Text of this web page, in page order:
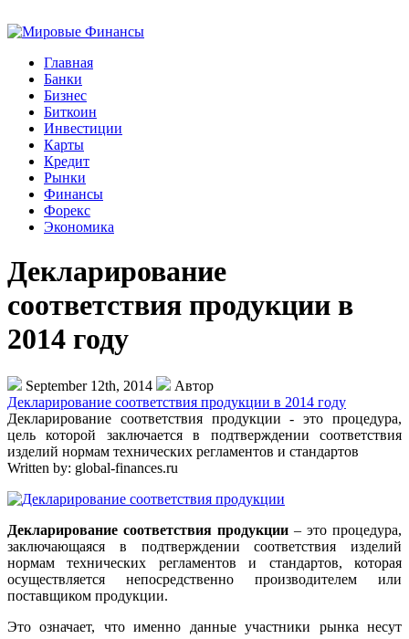
Главная
Банки
Бизнес
Биткоин
Инвестиции
Карты
Кредит
Рынки
Финансы
Форекс
Экономика
Декларирование
соответствия продукции в
2014 году
September 12th, 2014
Автор
Декларирование соответствия продукции в 2014 году
Декларирование соответствия продукции - это процедура,
цель которой заключается в подтверждении соответствия
изделий нормам технических регламентов и стандартов
Written by: global-finances.ru
Декларирование соответствия продукции – это процедура,
заключающаяся в подтверждении соответствия изделий
нормам технических регламентов и стандартов, которая
осуществляется непосредственно производителем или
поставщиком продукции.
Это означает, что именно данные участники рынка несут